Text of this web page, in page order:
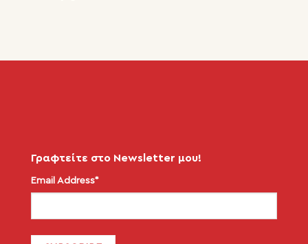
Γραφτείτε στο Newsletter μου!
Email Address*